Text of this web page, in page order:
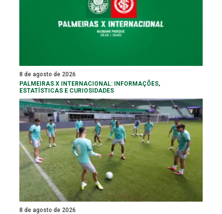
8 de agosto de 2026
PALMEIRAS X INTERNACIONAL: INFORMAÇÕES,
ESTATÍSTICAS E CURIOSIDADES
8 de agosto de 2026